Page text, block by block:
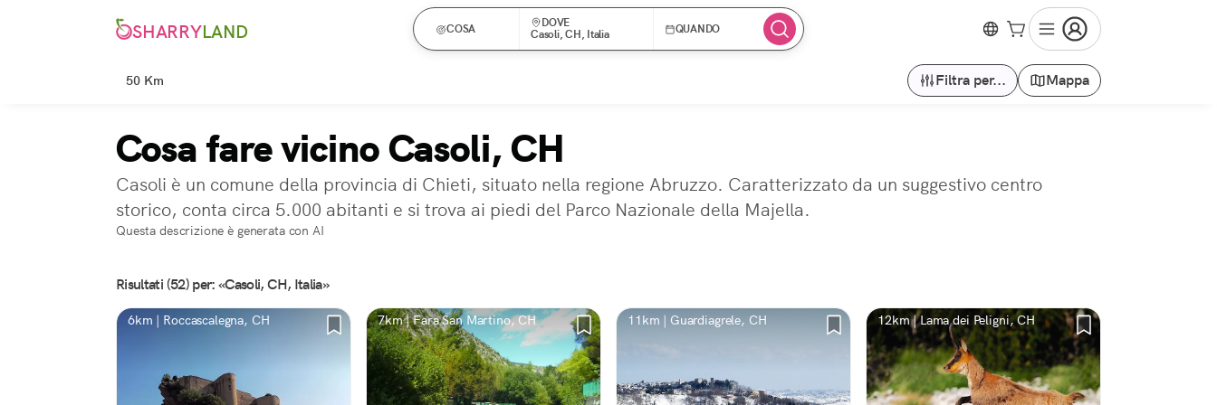
SHARRYLAND COSA
DOVE
Casoli, CH, Italia
QUANDO
50 Km Filtra per... Mappa
Cosa fare vicino Casoli, CH
Casoli è un comune della provincia di Chieti, situato nella regione Abruzzo. Caratterizzato da un suggestivo centro
storico, conta circa 5.000 abitanti e si trova ai piedi del Parco Nazionale della Majella.
Questa descrizione è generata con AI
Risultati (52) per: «Casoli, CH, Italia»
6km | Roccascalegna, CH 7km | Fara San Martino, CH 11km | Guardiagrele, CH 12km | Lama dei Peligni, CH